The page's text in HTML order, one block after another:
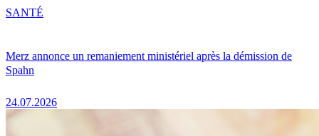
Merz annonce un remaniement ministériel après la démission de
Spahn
24.07.2026
SANTÉ